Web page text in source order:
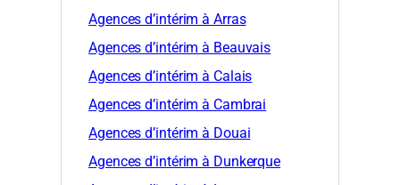
Agences d’intérim à Arras
Agences d’intérim à Beauvais
Agences d’intérim à Calais
Agences d’intérim à Cambrai
Agences d’intérim à Douai
Agences d’intérim à Dunkerque